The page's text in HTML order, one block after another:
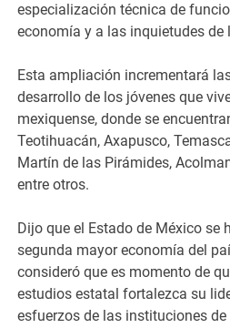
especialización técnica de
economía y a las inquietudes de
Esta ampliación incrementará
desarrollo de los jóvenes que
mexiquense, donde se
Teotihuacán, Axapusco,
Martín de las Pirámides,
entre otros.
Dijo que el Estado de México se
segunda mayor economía del
consideró que es momento de
estudios estatal fortalezca su
esfuerzos de las instituciones